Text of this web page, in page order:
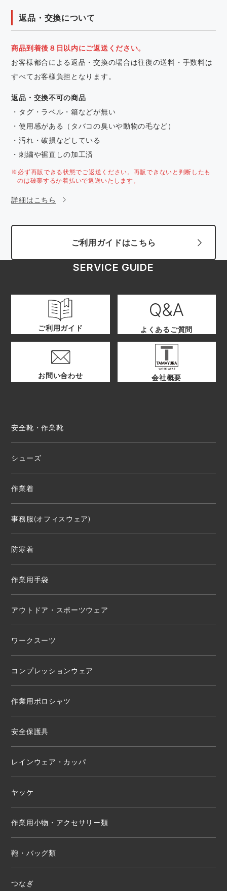
返品・交換について
商品到着後８日以内にご返送ください。
お客様都合による返品・交換の場合は往復の送料・手数料は
すべてお客様負担となります。
返品・交換不可の商品
・タグ・ラベル・箱などが無い
・使用感がある（タバコの臭いや動物の毛など）
・汚れ・破損などしている
・刺繍や裾直しの加工済
※必ず再販できる状態でご返送ください。再販できないと判断したも
のは破棄するか着払いで返送いたします。
詳細はこちら
ご利用ガイドはこちら
SERVICE GUIDE
ご利用ガイド よくあるご質問
お問い合わせ 会社概要
安全靴・作業靴
シューズ
作業着
事務服(オフィスウェア)
防寒着
作業用手袋
アウトドア・スポーツウェア
ワークスーツ
コンプレッションウェア
作業用ポロシャツ
安全保護具
レインウェア・カッパ
ヤッケ
作業用小物・アクセサリー類
鞄・バッグ類
つなぎ